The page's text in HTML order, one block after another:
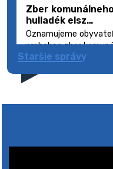
Zber
hulladék elsz…
Oznamujeme
prebehne zber
obyvateľov, aby
5. augusta 2026 08:41
Staršie správy